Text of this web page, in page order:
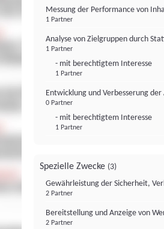
Messung der Performance von
1 Partner
Analyse von Zielgruppen durch
1 Partner
- mit berechtigtem Interesse
1 Partner
Entwicklung und Verbesserung
0 Partner
- mit berechtigtem Interesse
1 Partner
Spezielle Zwecke (3)
Gewährleistung der Sicherheit,
2 Partner
Bereitstellung und Anzeige von
2 Partner